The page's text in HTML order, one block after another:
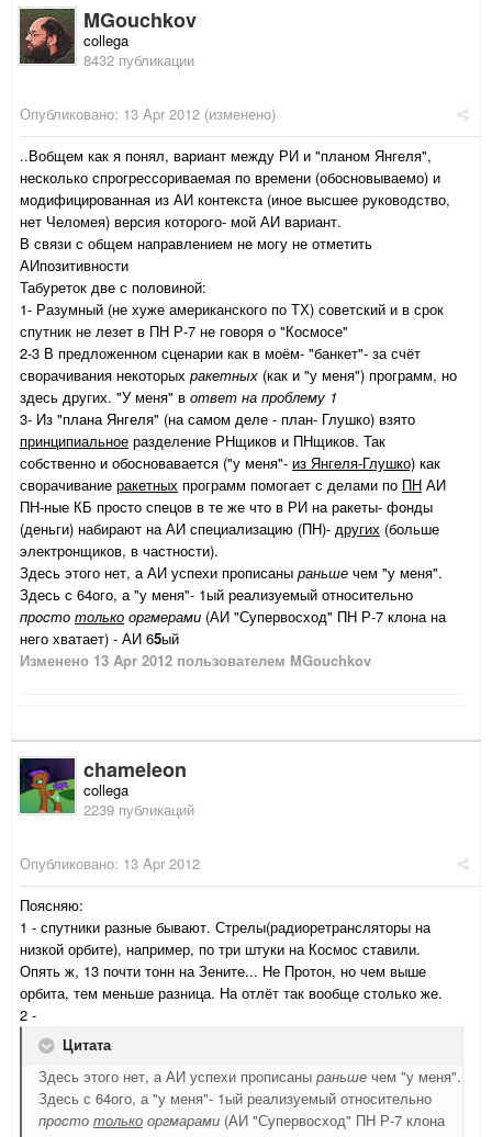
MGouchkov
collega
8432 публикации
Опубликовано: 13 Apr 2012 (изменено)
..Вобщем как я понял, вариант между РИ и "планом Янгеля",
несколько спрогрессориваемая по времени (обосновываемо) и
модифицированная из АИ контекста (иное высшее руководство,
нет Челомея) версия которого- мой АИ вариант.
В связи с общем направлением не могу не отметить
АИпозитивности
Табуреток две с половиной:
1- Разумный (не хуже американского по ТХ) советский и в срок
спутник не лезет в ПН Р-7 не говоря о "Космосе"
2-3 В предложенном сценарии как в моём- "банкет"- за счёт
сворачивания некоторых ракетных (как и "у меня") программ, но
здесь других. "У меня" в ответ на проблему 1
3- Из "плана Янгеля" (на самом деле - план- Глушко) взято
принципиальное разделение РНщиков и ПНщиков. Так
собственно и обосновавается ("у меня"- из Янгеля-Глушко) как
сворачивание ракетных программ помогает с делами по ПН АИ
ПН-ные КБ просто спецов в те же что в РИ на ракеты- фонды
(деньги) набирают на АИ специализацию (ПН)- других (больше
электронщиков, в частности).
Здесь этого нет, а АИ успехи прописаны раньше чем "у меня".
Здесь с 64ого, а "у меня"- 1ый реализуемый относительно
прocто только оргмерами (АИ "Супервосход" ПН Р-7 клона на
него хватает) - АИ 65ый
Изменено 13 Apr 2012 пользователем MGouchkov
chameleon
collega
2239 публикаций
Опубликовано: 13 Apr 2012
Поясняю:
1 - спутники разные бывают. Стрелы(радиоретрансляторы на
низкой орбите), например, по три штуки на Космос ставили.
Опять ж, 13 почти тонн на Зените... Не Протон, но чем выше
орбита, тем меньше разница. На отлёт так вообще столько же.
2 -
Цитата
Здесь этого нет, а АИ успехи прописаны раньше чем "у меня".
Здесь с 64ого, а "у меня"- 1ый реализуемый относительно
прocто только оргмарами (АИ "Супервосход" ПН Р-7 клона